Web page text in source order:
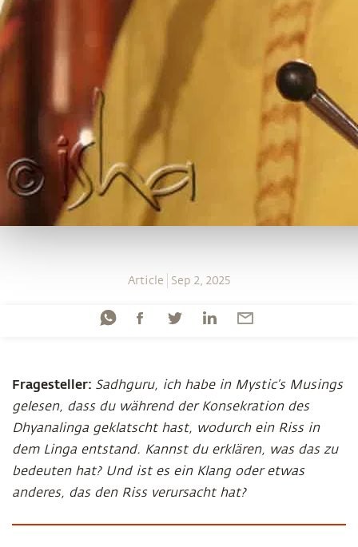
Article Sep 2, 2025
Fragesteller: Sadhguru, ich habe in Mystic’s Musings
gelesen, dass du während der Konsekration des
Dhyanalinga geklatscht hast, wodurch ein Riss in
dem Linga entstand. Kannst du erklären, was das zu
bedeuten hat? Und ist es ein Klang oder etwas
anderes, das den Riss verursacht hat?